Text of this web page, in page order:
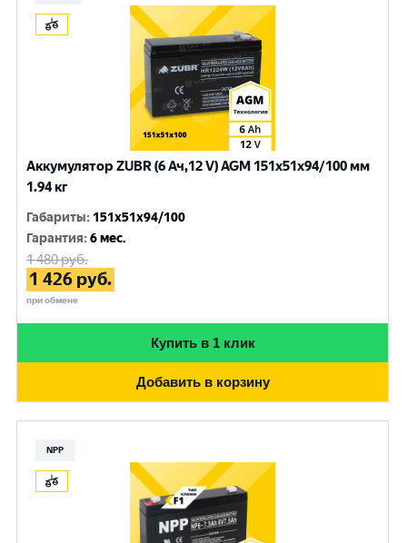
Аккумулятор ZUBR (6 Ач,12 V) AGM 151x51x94/100 мм
1.94 кг
Габариты: 151x51x94/100
Гарантия:6 мес.
1 480руб.
1 426 руб.
при обмене
Купить в 1 клик
Добавить в корзину
NPP